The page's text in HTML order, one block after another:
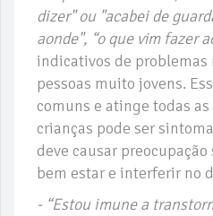
dizer" ou "acabei de
aonde", “o que vim fazer
indicativos de
pessoas muito jovens.
comuns e atinge todas
crianças pode ser
deve causar
bem estar e interferir no
- “Estou imune a